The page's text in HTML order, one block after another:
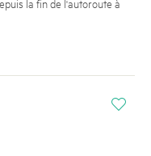
i